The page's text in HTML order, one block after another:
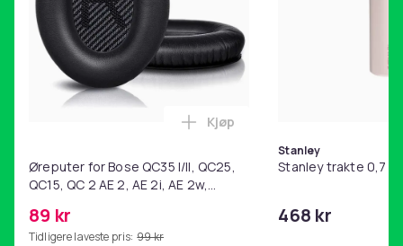
Artikkel nr.
dc0b2499-6e2a-5b85-a2d6-1bd221f3e97e
Produktsikkerhetsinformasjon
Øreputer for Bose QC35 I/II, QC25,
QC15, QC 2 AE 2, AE 2i, AE 2w,
89 kr
Tidligere laveste pris: 99 kr
Legg Øreputer for Bose QC35
Kjøp
Stanley
Stanley trakte 0,7 l,
468 kr